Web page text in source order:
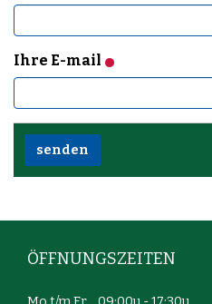
Ihre E-mail
ÖFFNUNGSZEITEN